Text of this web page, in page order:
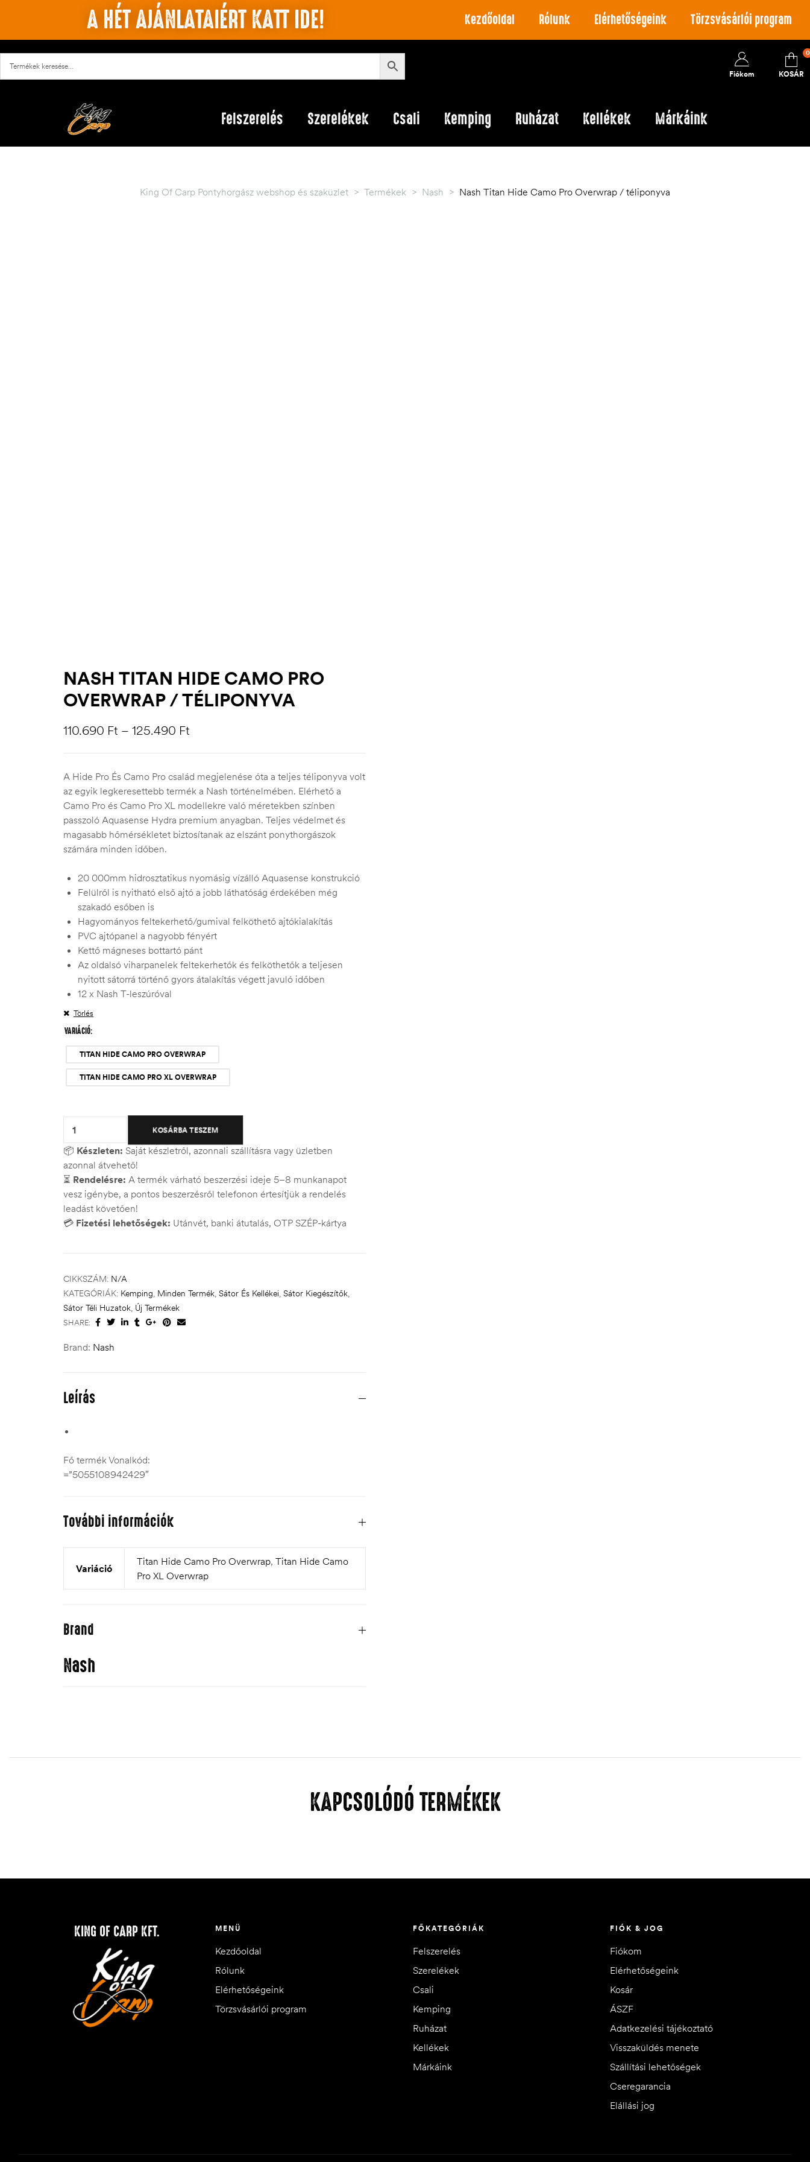
A HÉT AJÁNLATAIÉRT KATT IDE! Kezdőoldal Rólunk Elérhetőségeink Törzsvásárlói program
Fiókom KOSÁR
0
Felszerelés Szerelékek Csali Kemping Ruházat Kellékek Márkáink
King Of Carp Pontyhorgász webshop és szaküzlet > Termékek > Nash > Nash Titan Hide Camo Pro Overwrap / téliponyva
NASH TITAN HIDE CAMO PRO
OVERWRAP / TÉLIPONYVA
110.690 Ft – 125.490 Ft
A Hide Pro És Camo Pro család megjelenése óta a teljes téliponyva volt
az egyik legkeresettebb termék a Nash történelmében. Elérhető a
Camo Pro és Camo Pro XL modellekre való méretekben színben
passzoló Aquasense Hydra premium anyagban. Teljes védelmet és
magasabb hőmérsékletet biztosítanak az elszánt ponythorgászok
számára minden időben.
20 000mm hidrosztatikus nyomásig vízálló Aquasense konstrukció
Felülről is nyitható első ajtó a jobb láthatóság érdekében még
szakadó esőben is
Hagyományos feltekerhető/gumival felköthető ajtókialakítás
PVC ajtópanel a nagyobb fényért
Kettő mágneses bottartó pánt
Az oldalsó viharpanelek feltekerhetők és felköthetők a teljesen
nyitott sátorrá történő gyors átalakítás végett javuló időben
12 x Nash T-leszúróval
VARIÁCIÓ
TITAN HIDE CAMO PRO OVERWRAP
TITAN HIDE CAMO PRO XL OVERWRAP
Törlés
KOSÁRBA TESZEM
📦 Készleten: Saját készletről, azonnali szállításra vagy üzletben
azonnal átvehető!
⏳ Rendelésre: A termék várható beszerzési ideje 5–8 munkanapot
vesz igénybe, a pontos beszerzésről telefonon értesítjük a rendelés
leadást követően!
💳 Fizetési lehetőségek: Utánvét, banki átutalás, OTP SZÉP-kártya
CIKKSZÁM: N/A
KATEGÓRIÁK: Kemping, Minden Termék, Sátor És Kellékei, Sátor Kiegészítők,
Sátor Téli Huzatok, Új Termékek
SHARE:
Brand: Nash
Leírás
Fő termék Vonalkód:
=”5055108942429″
További információk
Variáció
Titan Hide Camo Pro Overwrap, Titan Hide Camo
Pro XL Overwrap
Brand
Nash
KAPCSOLÓDÓ TERMÉKEK
KING OF CARP KFT. MENÜ
Kezdőoldal
Rólunk
Elérhetőségeink
Törzsvásárlói program
FŐKATEGÓRIÁK
Felszerelés
Szerelékek
Csali
Kemping
Ruházat
Kellékek
Márkáink
FIÓK & JOG
Fiókom
Elérhetőségeink
Kosár
ÁSZF
Adatkezelési tájékoztató
Visszaküldés menete
Szállítási lehetőségek
Cseregarancia
Elállási jog